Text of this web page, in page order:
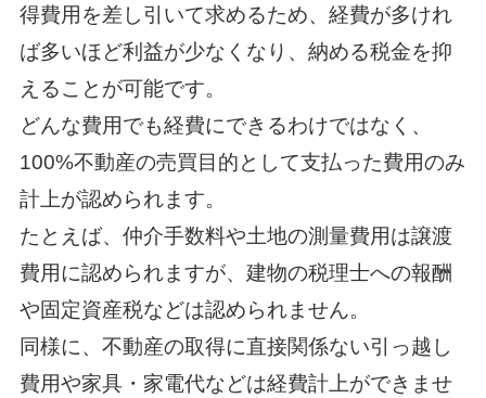
得費用を差し引いて求めるため、経費が多けれ
ば多いほど利益が少なくなり、納める税金を抑
えることが可能です。
どんな費用でも経費にできるわけではなく、
100%不動産の売買目的として支払った費用のみ
計上が認められます。
たとえば、仲介手数料や土地の測量費用は譲渡
費用に認められますが、建物の税理士への報酬
や固定資産税などは認められません。
同様に、不動産の取得に直接関係ない引っ越し
費用や家具・家電代などは経費計上ができませ